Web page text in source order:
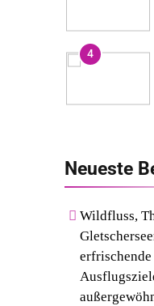
4
7
Neueste
Wildfluss,